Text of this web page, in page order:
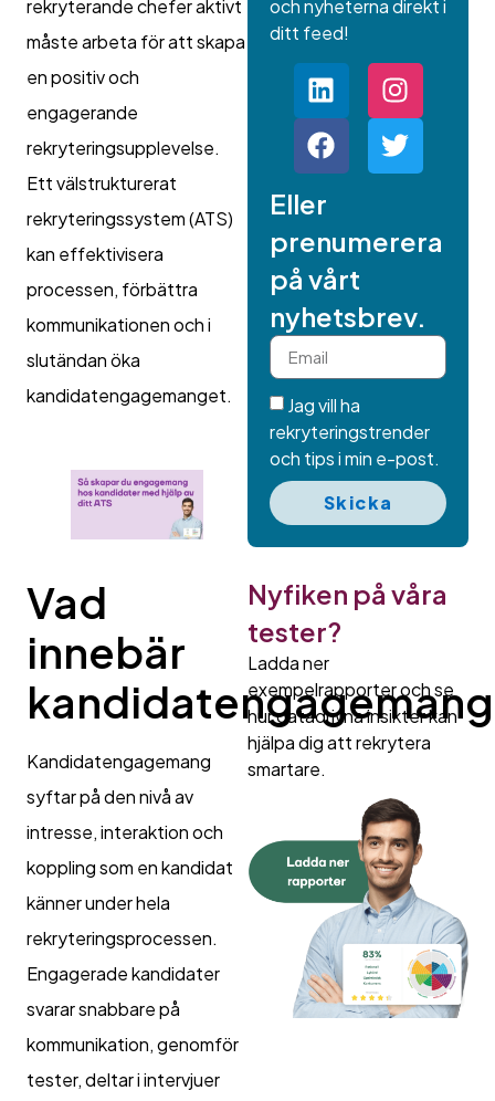
rekryterande chefer aktivt
måste arbeta för att skapa
en positiv och
engagerande
rekryteringsupplevelse.
Ett välstrukturerat
rekryteringssystem (ATS)
kan effektivisera
processen, förbättra
kommunikationen och i
slutändan öka
kandidatengagemanget.
Vad
innebär
Kandidatengagemang
syftar på den nivå av
intresse, interaktion och
koppling som en kandidat
känner under hela
rekryteringsprocessen.
Engagerade kandidater
svarar snabbare på
kommunikation, genomför
tester, deltar i intervjuer
och nyheterna direkt i
ditt feed!
Eller
prenumerera
på vårt
nyhetsbrev.
Jag vill ha
rekryteringstrender
och tips i min e-post.
Skicka
Nyfiken på våra
tester?
Ladda ner
exempelrapporter och se
hur datadrivna insikter kan
hjälpa dig att rekrytera
smartare.